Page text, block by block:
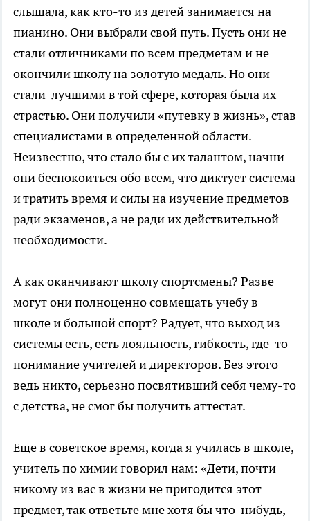
слышала, как кто-то из детей занимается на
пианино. Они выбрали свой путь. Пусть они не
стали отличниками по всем предметам и не
окончили школу на золотую медаль. Но они
стали лучшими в той сфере, которая была их
страстью. Они получили «путевку в жизнь», став
специалистами в определенной области.
Неизвестно, что стало бы с их талантом, начни
они беспокоиться обо всем, что диктует система
и тратить время и силы на изучение предметов
ради экзаменов, а не ради их действительной
необходимости.
А как оканчивают школу спортсмены? Разве
могут они полноценно совмещать учебу в
школе и большой спорт? Радует, что выход из
системы есть, есть лояльность, гибкость, где-то –
понимание учителей и директоров. Без этого
ведь никто, серьезно посвятивший себя чему-то
с детства, не смог бы получить аттестат.
Еще в советское время, когда я училась в школе,
учитель по химии говорил нам: «Дети, почти
никому из вас в жизни не пригодится этот
предмет, так ответьте мне хотя бы что-нибудь,